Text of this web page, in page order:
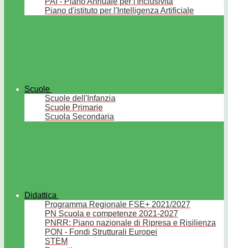
Piano d'istituto per l'Intelligenza Artificiale
Scuole
Scuole dell'Infanzia
Scuole Primarie
Scuola Secondaria
Didattica
Programma Regionale FSE+ 2021/2027
PN Scuola e competenze 2021-2027
PNRR: Piano nazionale di Ripresa e Risilienza
PON - Fondi Strutturali Europei
STEM